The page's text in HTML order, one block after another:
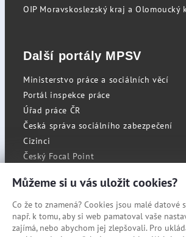
OIP Moravskoslezský kraj a Olomoucký
Další portály MPSV
Ministerstvo práce a sociálních věcí
Portál inspekce práce
Úřad práce ČR
Česká správa sociálního zabezpečení
Cizinci
Český Focal Point
RSS
Cookies
Můžeme si u vás uložit cookies?
Co že to znamená? Cookies jsou malé datové
např. k tomu, aby si web pamatoval vaše
zajímá, nebo abychom jej zlepšovali. Pro